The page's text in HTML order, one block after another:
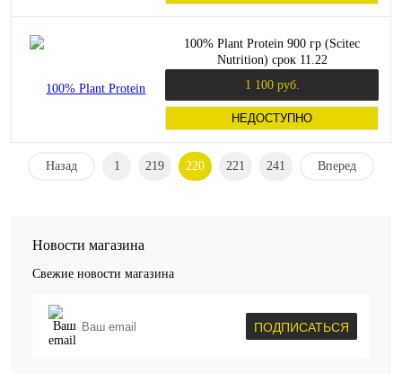
100% Plant Protein 900 гр (Scitec
Nutrition) срок 11.22
1 100 руб.
НЕДОСТУПНО
Назад 1 219 220 221 241 Вперед
Новости магазина
Свежие новости магазина
ПОДПИСАТЬСЯ